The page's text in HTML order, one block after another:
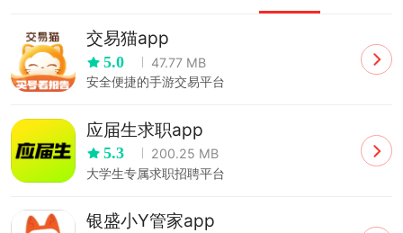
交易猫app
5.0
47.77 MB
安全便捷的手游交易平台
应届生求职app
5.3
200.25 MB
大学生专属求职招聘平台
银盛小Y管家app